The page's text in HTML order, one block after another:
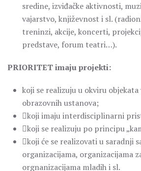
sredine, izviđačke aktivnosti,
vajarstvo, književnost i sl.
treninzi, akcije, koncerti,
predstave, forum teatri…).
PRIORITET imaju projekti:
koji se realizuju u okviru
obrazovnih ustanova;
koji imaju interdisciplinarni
koji se realizuju po principu
koji će se realizovati u saradnji
organizacijama, organizacijama
orgnanizacijama mladih i sl.